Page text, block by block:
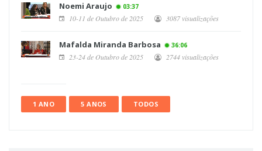
Noemi Araujo 03:37
10-11 de Outubro de 2025 3087 visualizações
Mafalda Miranda Barbosa 36:06
23-24 de Outubro de 2025 2744 visualizações
1 ANO 5 ANOS TODOS